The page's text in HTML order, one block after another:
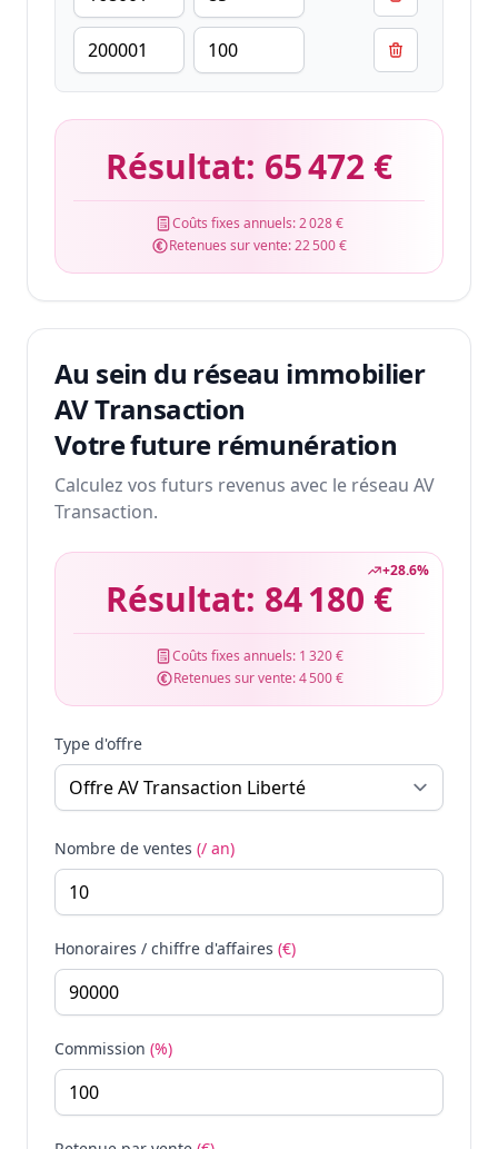
Résultat: 65 472 €
Coûts fixes annuels:2 028 €
Retenues sur vente:22 500 €
Au sein du réseau immobilier
AV Transaction
Votre future rémunération
Calculez vos futurs revenus avec le réseau AV
Transaction.
+28.6%
Résultat: 84 180 €
Coûts fixes annuels: 1 320 €
Retenues sur vente:4 500 €
Type d'offre
Nombre de ventes (/ an)
Honoraires / chiffre d'affaires (€)
Commission (%)